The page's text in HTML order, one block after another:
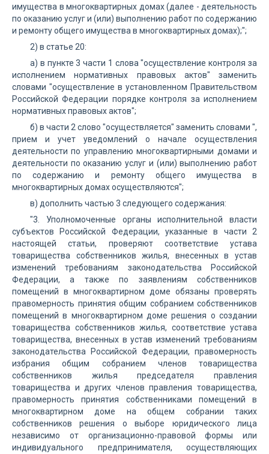
имущества в многоквартирных домах (далее - деятельность
по оказанию услуг и (или) выполнению работ по содержанию
и ремонту общего имущества в многоквартирных домах);";
2) в статье 20:
а) в пункте 3 части 1 слова "осуществление контроля за
исполнением нормативных правовых актов" заменить
словами "осуществление в установленном Правительством
Российской Федерации порядке контроля за исполнением
нормативных правовых актов";
б) в части 2 слово "осуществляется" заменить словами ",
прием и учет уведомлений о начале осуществления
деятельности по управлению многоквартирными домами и
деятельности по оказанию услуг и (или) выполнению работ
по содержанию и ремонту общего имущества в
многоквартирных домах осуществляются";
в) дополнить частью 3 следующего содержания:
"3. Уполномоченные органы исполнительной власти
субъектов Российской Федерации, указанные в части 2
настоящей статьи, проверяют соответствие устава
товарищества собственников жилья, внесенных в устав
изменений требованиям законодательства Российской
Федерации, а также по заявлениям собственников
помещений в многоквартирном доме обязаны проверять
правомерность принятия общим собранием собственников
помещений в многоквартирном доме решения о создании
товарищества собственников жилья, соответствие устава
товарищества, внесенных в устав изменений требованиям
законодательства Российской Федерации, правомерность
избрания общим собранием членов товарищества
собственников жилья председателя правления
товарищества и других членов правления товарищества,
правомерность принятия собственниками помещений в
многоквартирном доме на общем собрании таких
собственников решения о выборе юридического лица
независимо от организационно-правовой формы или
индивидуального предпринимателя, осуществляющих